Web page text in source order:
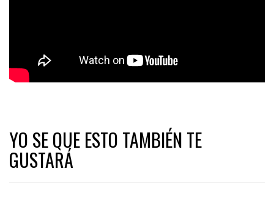
YO SE QUE ESTO TAMBIÉN TE
GUSTARÁ